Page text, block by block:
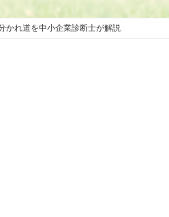
かれ道を中小企業診断士が解説